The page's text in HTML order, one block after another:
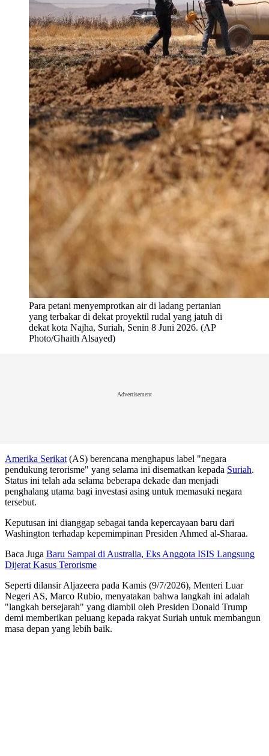
Para petani menyemprotkan air di ladang pertanian
yang terbakar di dekat proyektil rudal yang jatuh di
dekat kota Najha, Suriah, Senin 8 Juni 2026. (AP
Photo/Ghaith Alsayed)
Advertisement
Amerika Serikat(AS) berencana menghapus label "negara
pendukung terorisme" yang selama ini disematkan kepada Suriah.
Status ini telah ada selama beberapa dekade dan menjadi
penghalang utama bagi investasi asing untuk memasuki negara
tersebut.
Keputusan ini dianggap sebagai tanda kepercayaan baru dari
Washington terhadap kepemimpinan Presiden Ahmed al-Sharaa.
Baca Juga Baru Sampai di Australia, Eks Anggota ISIS Langsung
Dijerat Kasus Terorisme
Seperti dilansir Aljazeera pada Kamis (9/7/2026), Menteri Luar
Negeri AS, Marco Rubio, menyatakan bahwa langkah ini adalah
"langkah bersejarah" yang diambil oleh Presiden Donald Trump
demi memberikan peluang kepada rakyat Suriah untuk membangun
masa depan yang lebih baik.